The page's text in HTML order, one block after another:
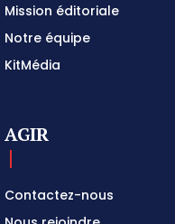
Mission éditoriale
Notre équipe
KitMédia
AGIR
Contactez-nous